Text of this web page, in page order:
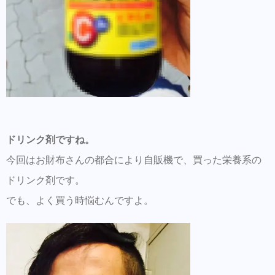
ドリンク剤ですね。
今回はお財布さんの都合により自販機で、買った栄養系の
ドリンク剤です。
でも、よく買う時悩むんですよ。